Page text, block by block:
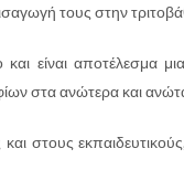
τους στην
είναι αποτέλεσμα
στα ανώτερα και
στους